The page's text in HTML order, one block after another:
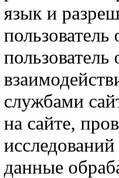
язык и
службами
на сайте,
данные